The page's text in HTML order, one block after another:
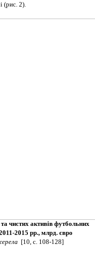
(рис. 2).
чистих активів футбольних
2015 рр., млрд. євро
[10, с. 108-128]